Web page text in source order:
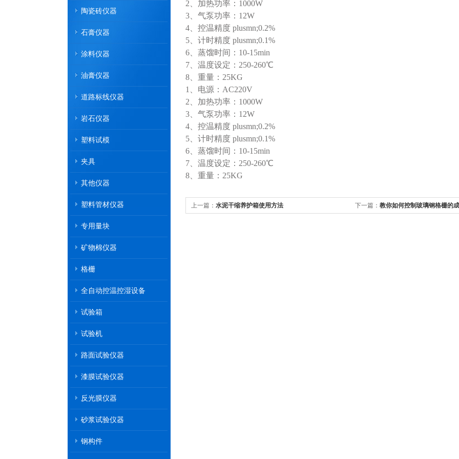
陶瓷砖仪器
石膏仪器
涂料仪器
油膏仪器
道路标线仪器
岩石仪器
塑料试模
夹具
其他仪器
塑料管材仪器
专用量块
矿物棉仪器
格栅
全自动控温控湿设备
试验箱
试验机
路面试验仪器
漆膜试验仪器
反光膜仪器
砂浆试验仪器
钢构件
2、加热功率：1000W
3、气泵功率：12W
4、控温精度 plusmn;0.2%
5、计时精度 plusmn;0.1%
6、蒸馏时间：10-15min
7、温度设定：250-260℃
8、重量：25KG
1、电源：AC220V
2、加热功率：1000W
3、气泵功率：12W
4、控温精度 plusmn;0.2%
5、计时精度 plusmn;0.1%
6、蒸馏时间：10-15min
7、温度设定：250-260℃
8、重量：25KG
上一篇： 水泥干缩养护箱使用方法 下一篇： 教你如何控制玻璃钢格栅的